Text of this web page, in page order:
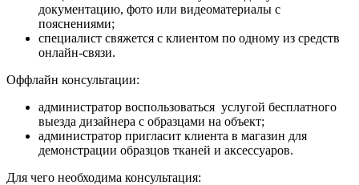
документацию, фото или видеоматериалы с
пояснениями;
специалист свяжется с клиентом по одному из средств
онлайн-связи.
Оффлайн консультации:
администратор воспользоваться услугой бесплатного
выезда дизайнера с образцами на объект;
администратор пригласит клиента в магазин для
демонстрации образцов тканей и аксессуаров.
Для чего необходима консультация: